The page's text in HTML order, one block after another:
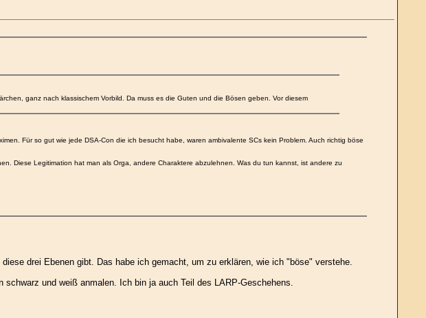
ganz nach klassischem Vorbild. Da muss es die Guten und die Bösen geben. Vor diesem
Für so gut wie jede DSA-Con die ich besucht habe, waren ambivalente SCs kein Problem. Auch richtig böse
Diese Legitimation hat man als Orga, andere Charaktere abzulehnen. Was du tun kannst, ist andere zu
drei Ebenen gibt. Das habe ich gemacht, um zu erklären, wie ich "böse" verstehe.
und weiß anmalen. Ich bin ja auch Teil des LARP-Geschehens.